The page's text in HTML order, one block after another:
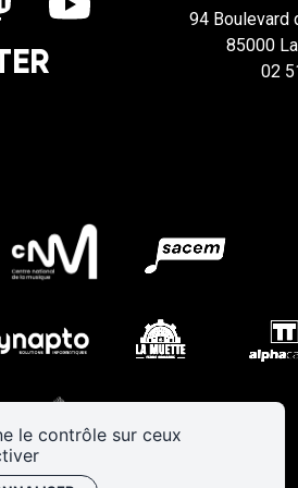
le contrôle sur ceux
94 Boulevard
85000
02